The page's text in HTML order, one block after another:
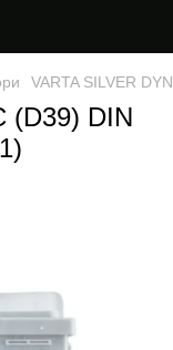
VARTA SILVER
(D39) DIN